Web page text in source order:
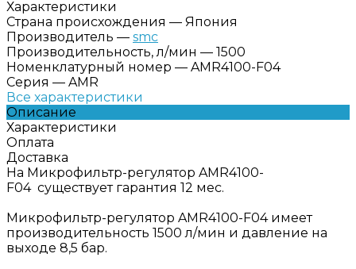
Характеристики
Страна происхождения — Япония
Производитель — smc
Производительность, л/мин — 1500
Номенклатурный номер — AMR4100-F04
Серия — AMR
Все характеристики
Описание
Характеристики
Оплата
Доставка
На Микрофильтр-регулятор AMR4100-
F04 существует гарантия 12 мес.
Микрофильтр-регулятор AMR4100-F04 имеет
производительность 1500 л/мин и давление на
выходе 8,5 бар.